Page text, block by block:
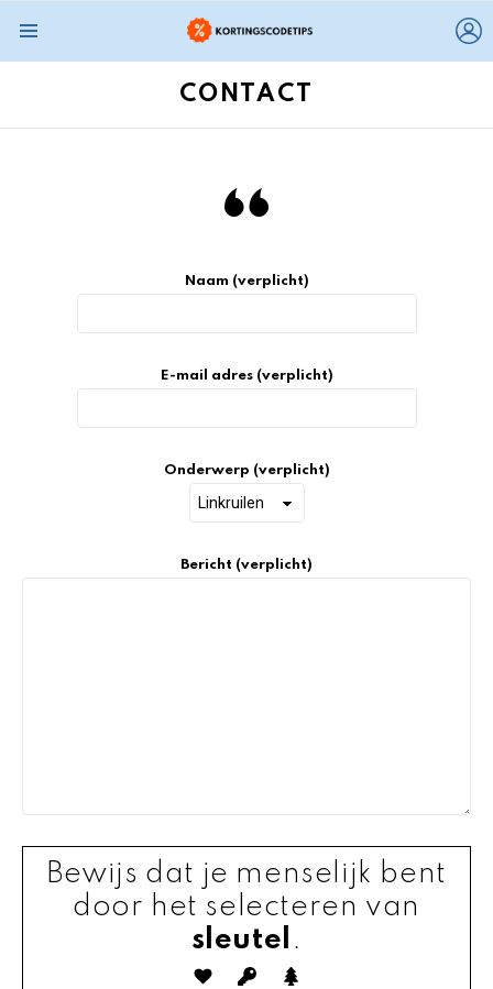
CONTACT
Naam (verplicht)
E-mail adres (verplicht)
Onderwerp (verplicht)
Bericht (verplicht)
Bewijs dat je menselijk bent
door het selecteren van
sleutel .